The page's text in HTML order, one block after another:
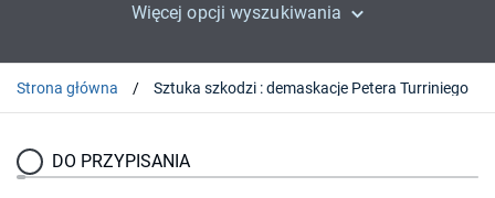
Więcej opcji wyszukiwania
Strona główna Sztuka szkodzi : demaskacje Petera Turriniego
DO PRZYPISANIA